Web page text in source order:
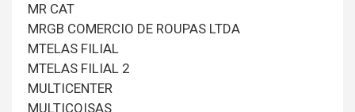
MR CAT
MRGB COMERCIO DE ROUPAS LTDA
MTELAS FILIAL
MTELAS FILIAL 2
MULTICENTER
MULTICOISAS